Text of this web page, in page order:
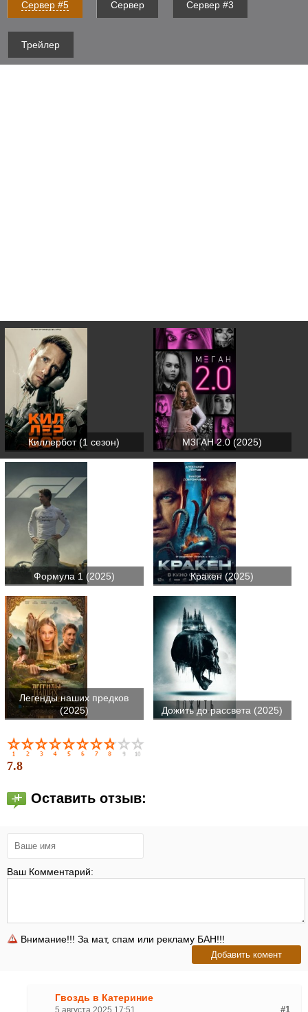
Сервер #5 Сервер Сервер #3
Трейлер
Киллербот (1 сезон) М3ГАН 2.0 (2025)
Формула 1 (2025) Кракен (2025)
Легенды наших предков
(2025)
Дожить до рассвета (2025)
7.8
Оставить отзыв:
Ваш Комментарий:
Внимание!!! За мат, спам или рекламу БАН!!!
Гвоздь в Катериние
5 августа 2025 17:51 #1